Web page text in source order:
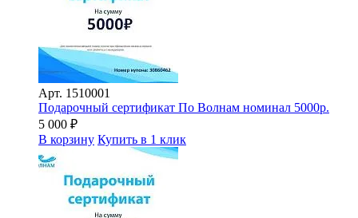
Арт. 1510001
Подарочный сертификат По Волнам номинал 5000р.
5 000 ₽
В корзину Купить в 1 клик